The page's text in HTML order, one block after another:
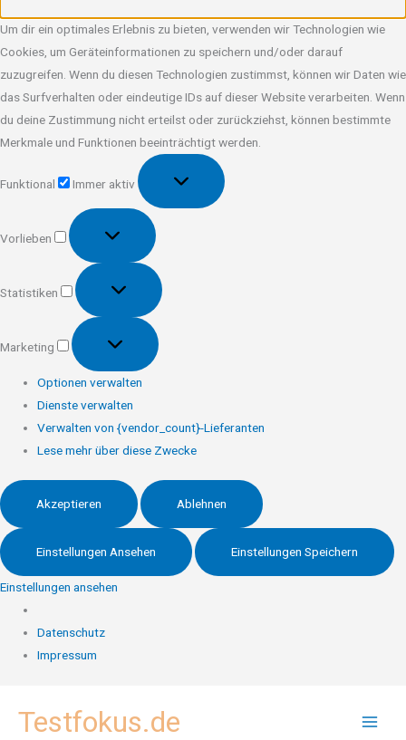
Um dir ein optimales Erlebnis zu bieten, verwenden wir Technologien wie
Cookies, um Geräteinformationen zu speichern und/oder darauf
zuzugreifen. Wenn du diesen Technologien zustimmst, können wir Daten wie
das Surfverhalten oder eindeutige IDs auf dieser Website verarbeiten. Wenn
du deine Zustimmung nicht erteilst oder zurückziehst, können bestimmte
Merkmale und Funktionen beeinträchtigt werden.
Funktional
Immer aktiv
Vorlieben
Vorlieben
Statistiken
Statistiken
Marketing
Marketing
Optionen verwalten
Dienste verwalten
Verwalten von {vendor_count}-Lieferanten
Lese mehr über diese Zwecke
Akzeptieren Ablehnen
Einstellungen Ansehen Einstellungen Speichern
Einstellungen ansehen
Datenschutz
Impressum
InhaltTestfokus.de